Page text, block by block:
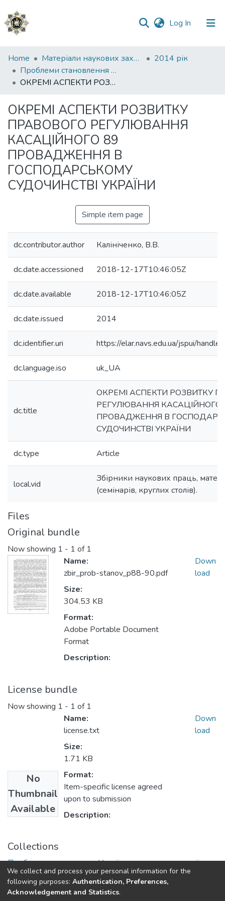
Log In (current)
Communities
&
Collections
Statistics
Home Матеріали наукових заходів
2014 рік
Проблеми становлення України як демократичної та правової держави
ОКРЕМІ АСПЕКТИ РОЗВИТКУ ПРАВОВОГО РЕГУЛЮВАННЯ КАСАЦІЙНОГО 89 ПРОВАДЖЕННЯ В ГОСПОДАРСЬКОМУ СУДОЧИНСТВІ УКРАЇНИ
ОКРЕМІ АСПЕКТИ РОЗВИТКУ
ПРАВОВОГО РЕГУЛЮВАННЯ
КАСАЦІЙНОГО 89
ПРОВАДЖЕННЯ В
ГОСПОДАРСЬКОМУ
СУДОЧИНСТВІ УКРАЇНИ
Simple item page
dc.contributor.author Калініченко, В.В.
dc.date.accessioned 2018-12-17T10:46:05Z
dc.date.available 2018-12-17T10:46:05Z
dc.date.issued 2014
dc.identifier.uri https://elar.navs.edu.ua/jspui/
dc.language.iso uk_UA
dc.title
ОКРЕМІ АСПЕКТИ РОЗВИТКУ
РЕГУЛЮВАННЯ КАСАЦІЙНОГО
ПРОВАДЖЕННЯ В
СУДОЧИНСТВІ УКРАЇНИ
dc.type Article
local.vid
Збірники наукових праць,
(семінарів, круглих столів).
Files
Original bundle
Now showing 1 - 1 of 1
Name:
zbir_prob-stanov_p88-90.pdf
Size:
304.53 KB
Format:
Adobe Portable Document
Format
Description:
Down
load
License bundle
Now showing 1 - 1 of 1
No
Thumbnail
Available
Name:
license.txt
Size:
1.71 KB
Format:
Item-specific license agreed
upon to submission
Description:
Down
load
Collections
Проблеми становлення України як демократичної та
правової держави
We collect and process your personal information for the
following purposes: Authentication, Preferences,
Acknowledgement and Statistics.